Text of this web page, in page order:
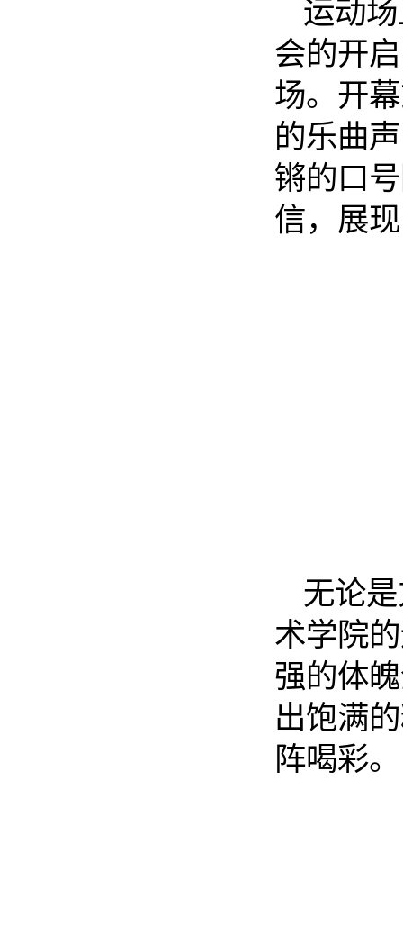
运动
会的开
场。开
的乐曲
锵的口
信，展
无论
术学院
强的体
出饱满
阵喝彩。